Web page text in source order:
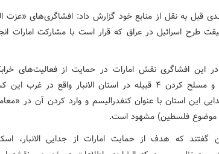
قبل به نقل از منابع خود گزارش داد: افشاگری‌های «عزت
طرح اسرائیل در عراق که قرار است با مشارکت امارات
این افشاگری نقش امارات در حمایت از فعالیت‌های
اعتراضات عراق و تجهیز و مسلح کردن ۴ قبیله در استان الانبار واقع در
این استان با عنوان کنفدرالیسم و وارد کردن آن در
فلسطین) مشهود است.
گفتند که هدف از حمایت امارات از جدایی الانبار،